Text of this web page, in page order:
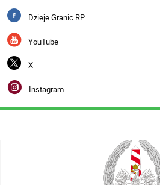
Dzieje Granic RP
YouTube
X
Instagram